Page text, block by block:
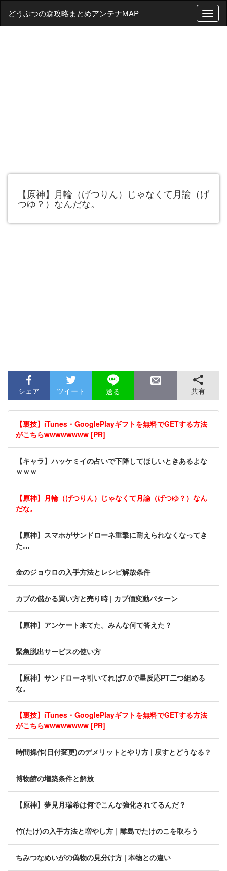
T
o
どうぶつの森攻略まとめアンテナMAP
【原神】月輪（げつりん）じゃなくて月諭（げ
つゆ？）なんだな。
シェア ツイート 送る 共有
【裏技】iTunes・GooglePlayギフトを無料でGETする方法
がこちらwwwwwwww [PR]
【キャラ】ハッケミイの占いで下降してほしいときあるよな
ｗｗｗ
【原神】月輪（げつりん）じゃなくて月諭（げつゆ？）なん
だな。
【原神】スマホがサンドローネ重撃に耐えられなくなってき
た…
金のジョウロの入手方法とレシピ解放条件
カブの儲かる買い方と売り時 | カブ価変動パターン
【原神】アンケート来てた。みんな何て答えた？
緊急脱出サービスの使い方
【原神】サンドローネ引いてれば7.0で星反応PT二つ組める
な。
【裏技】iTunes・GooglePlayギフトを無料でGETする方法
がこちらwwwwwwww [PR]
時間操作(日付変更)のデメリットとやり方 | 戻すとどうなる？
博物館の増築条件と解放
【原神】夢見月瑞希は何でこんな強化されてるんだ？
竹(たけ)の入手方法と増やし方｜離島でたけのこを取ろう
ちみつなめいがの偽物の見分け方 | 本物との違い